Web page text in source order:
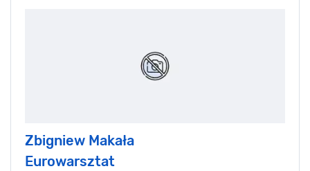
Zbigniew Makała
Eurowarsztat